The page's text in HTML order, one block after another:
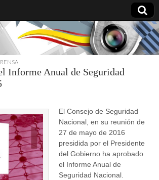
Informe Anual de Seguridad
El Consejo de Seguridad
Nacional, en su reunión de
27 de mayo de 2016
presidida por el Presidente
del Gobierno ha aprobado
el Informe Anual de
Seguridad Nacional.